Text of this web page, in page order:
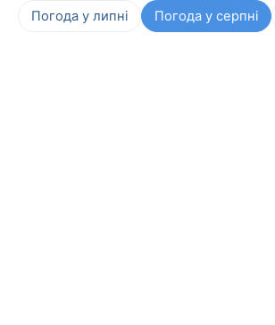
Погода у липні
Погода у серпні